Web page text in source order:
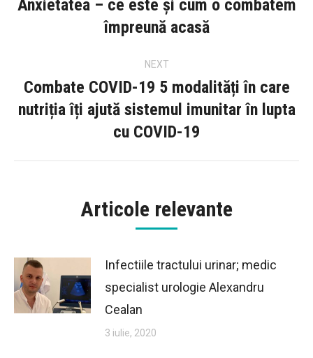
Previous
post:
Anxietatea – ce este și cum o combatem
împreună acasă
NEXT
Next
post:
Combate COVID-19 5 modalități în care
nutriția îți ajută sistemul imunitar în lupta
cu COVID-19
Articole relevante
Infectiile tractului urinar; medic
specialist urologie Alexandru
Cealan
3 iulie, 2020